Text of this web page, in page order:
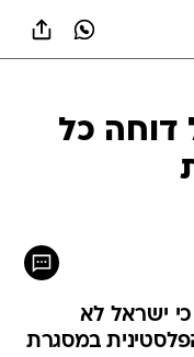
דוחה כל
ישראל לא
במסגרת